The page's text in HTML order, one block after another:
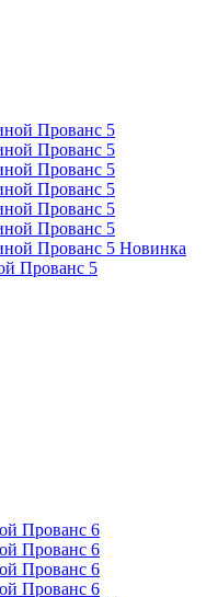
Новинка
Прованс 5